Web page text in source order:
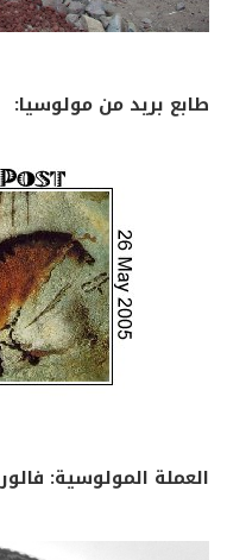
طابع بريد من مولوسيا:
العملة المولوسية: